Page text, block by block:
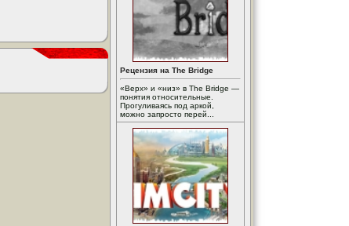
Рецензия на The Bridge
«Верх» и «низ» в The Bridge —
понятия относительные.
Прогуливаясь под аркой,
можно запросто перей...